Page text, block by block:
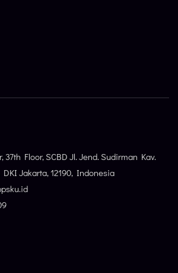
37th Floor, SCBD Jl. Jend. Sudirman Kav.
Jakarta, 12190, Indonesia